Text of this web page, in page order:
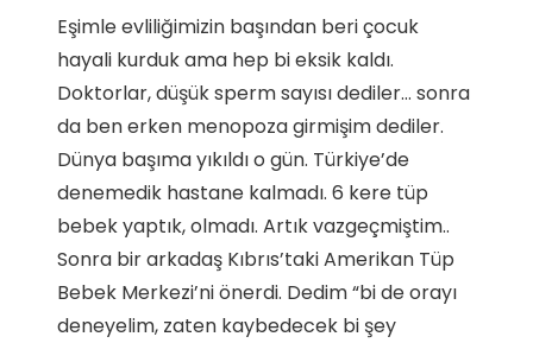
Eşimle evliliğimizin başından beri çocuk
hayali kurduk ama hep bi eksik kaldı.
Doktorlar, düşük sperm sayısı dediler… sonra
da ben erken menopoza girmişim dediler.
Dünya başıma yıkıldı o gün. Türkiye’de
denemedik hastane kalmadı. 6 kere tüp
bebek yaptık, olmadı. Artık vazgeçmiştim..
Sonra bir arkadaş Kıbrıs’taki Amerikan Tüp
Bebek Merkezi’ni önerdi. Dedim “bi de orayı
deneyelim, zaten kaybedecek bi şey